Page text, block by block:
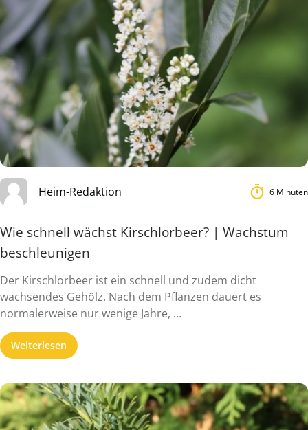
Heim-Redaktion 6 Minuten
Wie schnell wächst Kirschlorbeer? | Wachstum
beschleunigen
Der Kirschlorbeer ist ein schnell und zudem dicht
wachsendes Gehölz. Nach dem Pflanzen dauert es
normalerweise nur wenige Jahre, ...
Weiterlesen